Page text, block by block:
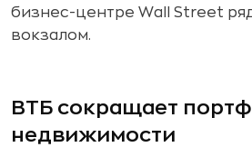
бизнес-центре Wall Street
вокзалом.
ВТБ сокращает
недвижимости